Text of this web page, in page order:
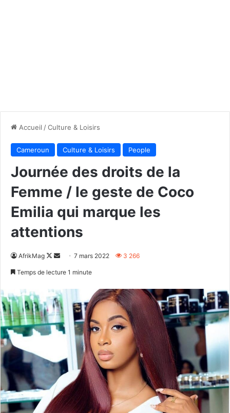
Accueil /Culture & Loisirs
Cameroun Culture & Loisirs People
Journée des droits de la
Femme / le geste de Coco
Emilia qui marque les
attentions
AfrikMag
Follow
Envoyer7 mars 2022 3 266
Temps de lecture 1 minute